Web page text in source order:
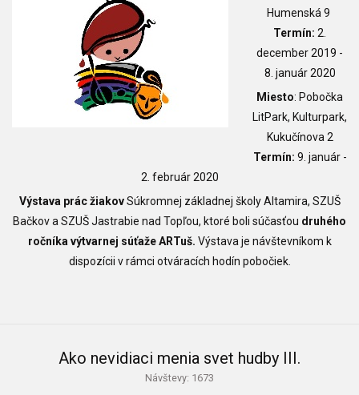
Humenská 9
Termín: 2.
december 2019 -
8. január 2020
Miesto: Pobočka
LitPark, Kulturpark,
Kukučínova 2
Termín: 9. január -
2. február 2020
Výstava prác žiakovSúkromnej základnej školy Altamira, SZUŠ
Bačkov a SZUŠ Jastrabie nad Topľou, ktoré boli súčasťou druhého
ročníka výtvarnej súťaže ARTuš. Výstava je návštevníkom k
dispozícii v rámci otváracích hodín pobočiek.
Ako nevidiaci menia svet hudby III.
Návštevy: 1673